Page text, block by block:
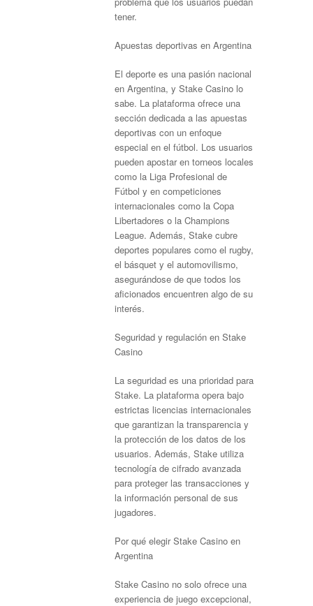
tener.
Apuestas deportivas en Argentina
El deporte es una pasión nacional
en Argentina, y Stake Casino lo
sabe. La plataforma ofrece una
sección dedicada a las apuestas
deportivas con un enfoque
especial en el fútbol. Los usuarios
pueden apostar en torneos locales
como la Liga Profesional de
Fútbol y en competiciones
internacionales como la Copa
Libertadores o la Champions
League. Además, Stake cubre
deportes populares como el rugby,
el básquet y el automovilismo,
asegurándose de que todos los
aficionados encuentren algo de su
interés.
Seguridad y regulación en Stake
Casino
La seguridad es una prioridad para
Stake. La plataforma opera bajo
estrictas licencias internacionales
que garantizan la transparencia y
la protección de los datos de los
usuarios. Además, Stake utiliza
tecnología de cifrado avanzada
para proteger las transacciones y
la información personal de sus
jugadores.
Por qué elegir Stake Casino en
Argentina
Stake Casino no solo ofrece una
experiencia de juego excepcional,